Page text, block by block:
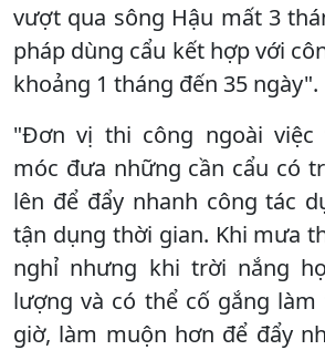
vượt qua sông Hậu mất 3
pháp dùng cẩu kết hợp với
khoảng 1 tháng đến 35 ngày".
"Đơn vị thi công ngoài việc
móc đưa những cần cẩu có
lên để đẩy nhanh công tác
tận dụng thời gian. Khi mưa
nghỉ nhưng khi trời nắng
lượng và có thể cố gắng
giờ, làm muộn hơn để đẩy